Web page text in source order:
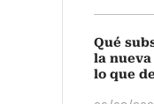
Qué
la
lo que